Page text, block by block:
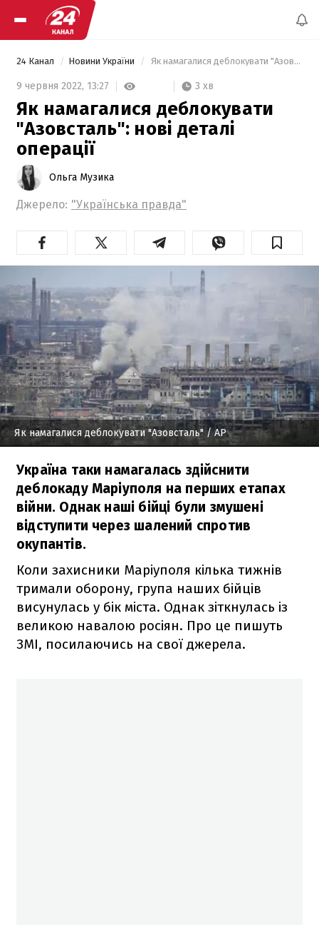
24 Канал Новини України Як намагалися деблокувати "Азовсталь": нові деталі операції
9 червня 2022, 13:27 3 хв
Як намагалися деблокувати
"Азовсталь": нові деталі
операції
Ольга Музика
Джерело: "Українська правда"
Як намагалися деблокувати "Азовсталь" / AP
Україна таки намагалась здійснити
деблокаду Маріуполя на перших етапах
війни. Однак наші бійці були змушені
відступити через шалений спротив
окупантів.
Коли захисники Маріуполя кілька тижнів
тримали оборону, група наших бійців
висунулась у бік міста. Однак зіткнулась із
великою навалою росіян. Про це пишуть
ЗМІ, посилаючись на свої джерела.